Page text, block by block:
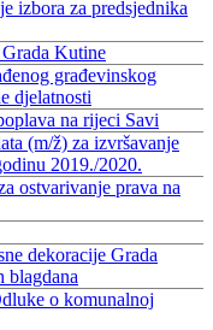
izbora za predsjednika
Kutine
građevinskog
djelatnosti
na rijeci Savi
(m/ž) za izvršavanje
2019./2020.
ostvarivanje prava na
dekoracije Grada
blagdana
o komunalnoj